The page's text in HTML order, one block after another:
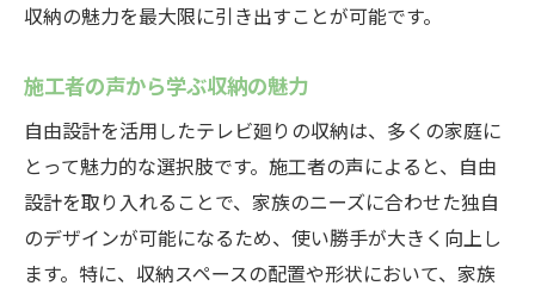
収納の魅力を最大限に引き出すことが可能です。
施工者の声から学ぶ収納の魅力
自由設計を活用したテレビ廻りの収納は、多くの家庭に
とって魅力的な選択肢です。施工者の声によると、自由
設計を取り入れることで、家族のニーズに合わせた独自
のデザインが可能になるため、使い勝手が大きく向上し
ます。特に、収納スペースの配置や形状において、家族